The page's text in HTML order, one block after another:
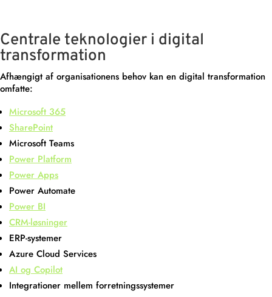
Centrale teknologier i digital
transformation
Afhængigt af organisationens behov kan en digital transformation
omfatte:
Microsoft 365
SharePoint
Microsoft Teams
Power Platform
Power Apps
Power Automate
Power BI
CRM-løsninger
ERP-systemer
Azure Cloud Services
AI og Copilot
Integrationer mellem forretningssystemer